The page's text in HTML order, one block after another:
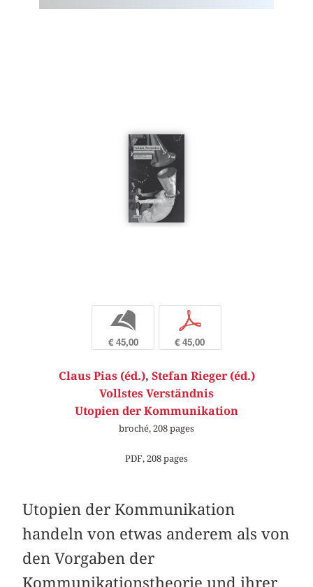
b
€ 45,00
p
€ 45,00
Claus Pias (éd.), Stefan Rieger (éd.)
Vollstes Verständnis
Utopien der Kommunikation
broché, 208 pages
PDF, 208 pages
Utopien der Kommunikation
handeln von etwas anderem als von
den Vorgaben der
Kommunikationstheorie und ihrer